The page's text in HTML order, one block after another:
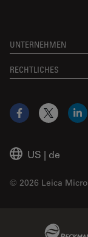
UNTERNEHMEN
RECHTLICHES
US | de
© 2026 Leica
Facebook
X